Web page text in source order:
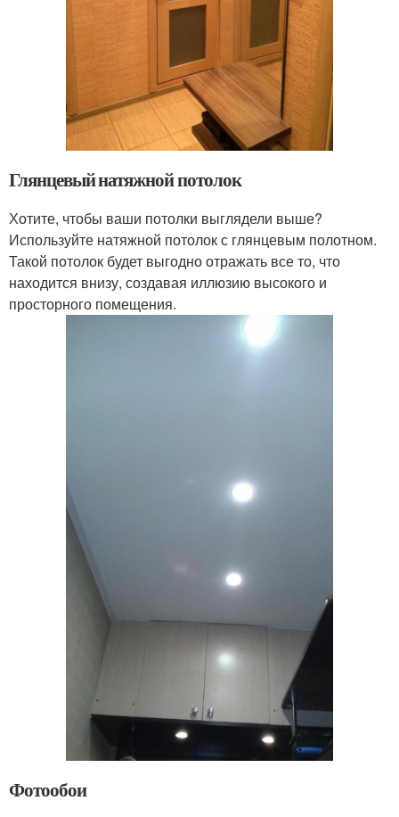
Глянцевый натяжной потолок
Хотите, чтобы ваши потолки выглядели выше?
Используйте натяжной потолок с глянцевым полотном.
Такой потолок будет выгодно отражать все то, что
находится внизу, создавая иллюзию высокого и
просторного помещения.
Фотообои